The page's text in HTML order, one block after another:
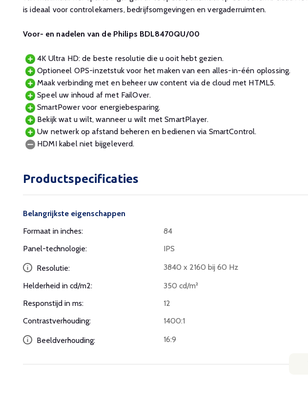
is ideaal voor controlekamers, bedrijfsomgevingen en vergaderruimten.
Voor- en nadelen van de Philips BDL8470QU/00
4K Ultra HD: de beste resolutie die u ooit hebt gezien.
Optioneel OPS-inzetstuk voor het maken van een alles-in-één oplossing.
Maak verbinding met en beheer uw content via de cloud met HTML5.
Speel uw inhoud af met FailOver.
SmartPower voor energiebesparing.
Bekijk wat u wilt, wanneer u wilt met SmartPlayer.
Uw netwerk op afstand beheren en bedienen via SmartControl.
HDMI kabel niet bijgeleverd.
Productspecificaties
Belangrijkste eigenschappen
Formaat in inches:
84
Panel-technologie:
IPS
Resolutie:
3840 x 2160 bij 60 Hz
Helderheid in cd/m2:
350 cd/m²
Responstijd in ms:
12
Contrastverhouding:
1400:1
Beeldverhouding: 16:9